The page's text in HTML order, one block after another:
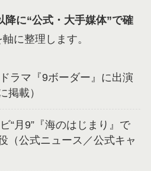
降に“公式・大手媒体”で確
軸に整理します。
ラマ『9ボーダー』に出演
掲載）
“月9”『海のはじまり』で
（公式ニュース／公式キャ